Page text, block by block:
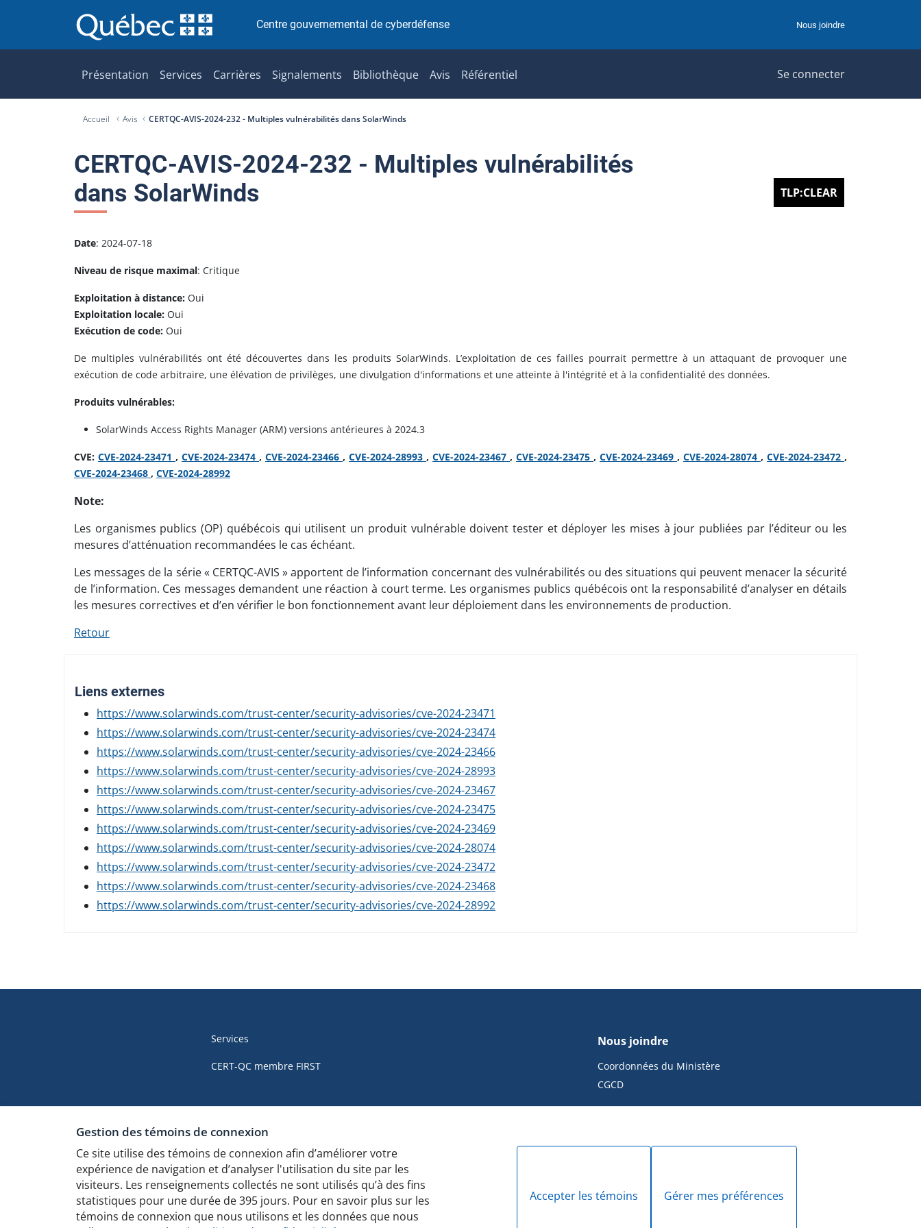
Gestion des témoins de connexion
Ce site utilise des témoins de connexion afin d’améliorer votre
expérience de navigation et d’analyser l'utilisation du site par les
visiteurs. Les renseignements collectés ne sont utilisés qu’à des fins
statistiques pour une durée de 395 jours. Pour en savoir plus sur les
témoins de connexion que nous utilisons et les données que nous
Accepter les témoins Gérer mes préférences
a
o
n
t
e
u
Centre gouvernemental de cyberdéfense Nous joindre
Présentation Services Carrières Signalements Bibliothèque Avis Référentiel Se connecter
Accueil Avis CERTQC-AVIS-2024-232 - Multiples vulnérabilités dans SolarWinds
CERTQC-AVIS-2024-232 - Multiples vulnérabilités
dans SolarWinds
TLP:CLEAR
Date: 2024-07-18
Niveau de risque maximal: Critique
Exploitation à distance: Oui
Exploitation locale: Oui
Exécution de code: Oui
De multiples vulnérabilités ont été découvertes dans les produits SolarWinds. L’exploitation de ces failles pourrait permettre à un attaquant de provoquer une
exécution de code arbitraire, une élévation de privilèges, une divulgation d'informations et une atteinte à l'intégrité et à la confidentialité des données.
Produits vulnérables:
SolarWinds Access Rights Manager (ARM) versions antérieures à 2024.3
CVE: CVE-2024-23471 , CVE-2024-23474 , CVE-2024-23466 , CVE-2024-28993 , CVE-2024-23467 , CVE-2024-23475 , CVE-2024-23469 , CVE-2024-28074 , CVE-2024-23472 ,
CVE-2024-23468 , CVE-2024-28992
Note:
Les organismes publics (OP) québécois qui utilisent un produit vulnérable doivent tester et déployer les mises à jour publiées par l’éditeur ou les
mesures d’atténuation recommandées le cas échéant.
Les messages de la série « CERTQC-AVIS » apportent de l’information concernant des vulnérabilités ou des situations qui peuvent menacer la sécurité
de l’information. Ces messages demandent une réaction à court terme. Les organismes publics québécois ont la responsabilité d’analyser en détails
les mesures correctives et d’en vérifier le bon fonctionnement avant leur déploiement dans les environnements de production.
Retour
Liens externes
https://www.solarwinds.com/trust-center/security-advisories/cve-2024-23471
https://www.solarwinds.com/trust-center/security-advisories/cve-2024-23474
https://www.solarwinds.com/trust-center/security-advisories/cve-2024-23466
https://www.solarwinds.com/trust-center/security-advisories/cve-2024-28993
https://www.solarwinds.com/trust-center/security-advisories/cve-2024-23467
https://www.solarwinds.com/trust-center/security-advisories/cve-2024-23475
https://www.solarwinds.com/trust-center/security-advisories/cve-2024-23469
https://www.solarwinds.com/trust-center/security-advisories/cve-2024-28074
https://www.solarwinds.com/trust-center/security-advisories/cve-2024-23472
https://www.solarwinds.com/trust-center/security-advisories/cve-2024-23468
https://www.solarwinds.com/trust-center/security-advisories/cve-2024-28992
de
page
de
cyber.gouv.qc.ca
Services
CERT-QC membre FIRST
Nous joindre
Coordonnées du Ministère
CGCD
Politique de confidentialité